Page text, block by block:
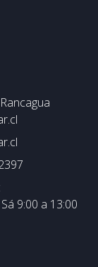
9:00 a 13:00